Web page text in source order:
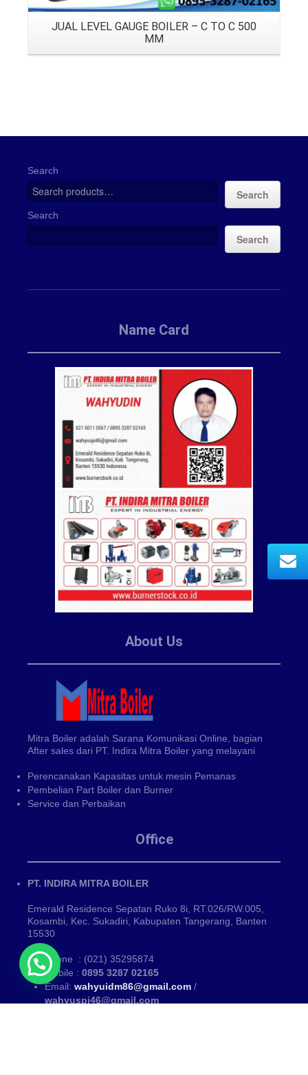
JUAL LEVEL GAUGE BOILER – C TO C 500
MM
Search
Search
Search
Search
Name Card
About Us
Mitra Boiler adalah Sarana Komunikasi Online, bagian
After sales dari PT. Indira Mitra Boiler yang melayani
Perencanakan Kapasitas untuk mesin Pemanas
Pembelian Part Boiler dan Burner
Service dan Perbaikan
Office
PT. INDIRA MITRA BOILER
Emerald Residence Sepatan Ruko 8i, RT.026/RW.005,
Kosambi, Kec. Sukadiri, Kabupaten Tangerang, Banten
15530
Phone : (021) 35295874
Mobile : 0895 3287 02165
Email: wahyuidm86@gmail.com /
wahyuspi46@gmail.com